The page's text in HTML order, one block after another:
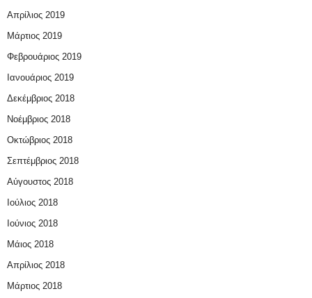
Απρίλιος 2019
Μάρτιος 2019
Φεβρουάριος 2019
Ιανουάριος 2019
Δεκέμβριος 2018
Νοέμβριος 2018
Οκτώβριος 2018
Σεπτέμβριος 2018
Αύγουστος 2018
Ιούλιος 2018
Ιούνιος 2018
Μάιος 2018
Απρίλιος 2018
Μάρτιος 2018